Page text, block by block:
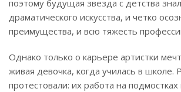
поэтому будущая звезда с детства
драматического искусства, и четко
преимущества, и всю тяжесть
Однако только о карьере артистки
живая девочка, когда училась в школе.
протестовали: их работа на